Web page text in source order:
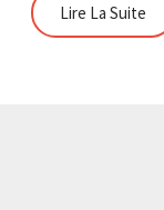
Lire La Suite